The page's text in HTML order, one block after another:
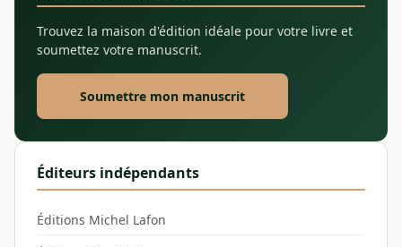
Trouvez la maison d'édition idéale pour votre livre et
soumettez votre manuscrit.
Soumettre mon manuscrit
Éditeurs indépendants
Éditions Michel Lafon